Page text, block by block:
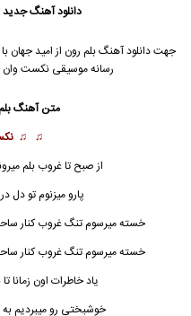
دانلود آهنگ جدید
رسانه موسیقی نکست وان
متن آهنگ
♫ ♫
از صبح تا غروب بلم
پارو میزنوم تو دل
خسته میرسوم تنگ غروب کنار
خسته میرسوم تنگ غروب کنار
یاد خاطرات اون زمانا
خوشبختی رو میبردیم